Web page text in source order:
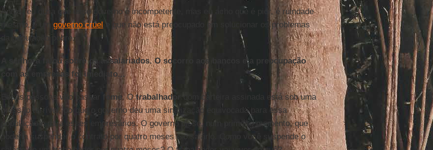
Antes, eu dizia que esse governo é incompetente, mas eu acho que é pior, é ruindade
mesmo, é um governo cruel e que não está preocupado em solucionar os problemas
da população pobre.
A senhora falou sobre os assalariados. O socorro aos bancos e a preocupação
com as empresas foi imediato...
Essas pessoas vão passar fome. Otrabalhador
com carteira assinada está sob uma
pressão terrível, porque o governo deu uma sinalização equivocada para essa
população e para esses empresários. O governo disse, num primeiro momento, que
poderia suspender o contrato por quatro meses e o salário. Como você suspende o